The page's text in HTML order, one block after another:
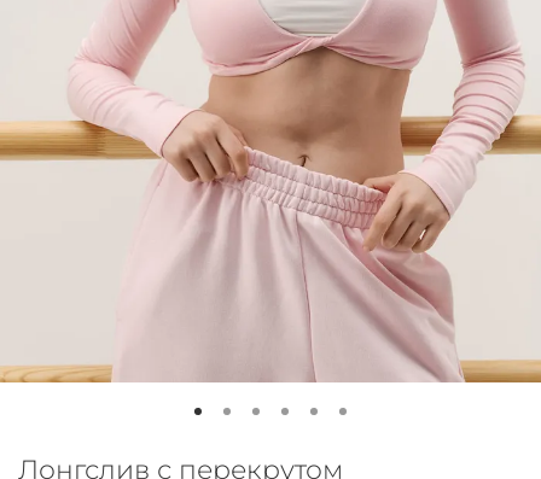
Лонгслив с перекрутом